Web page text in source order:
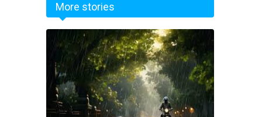
More stories